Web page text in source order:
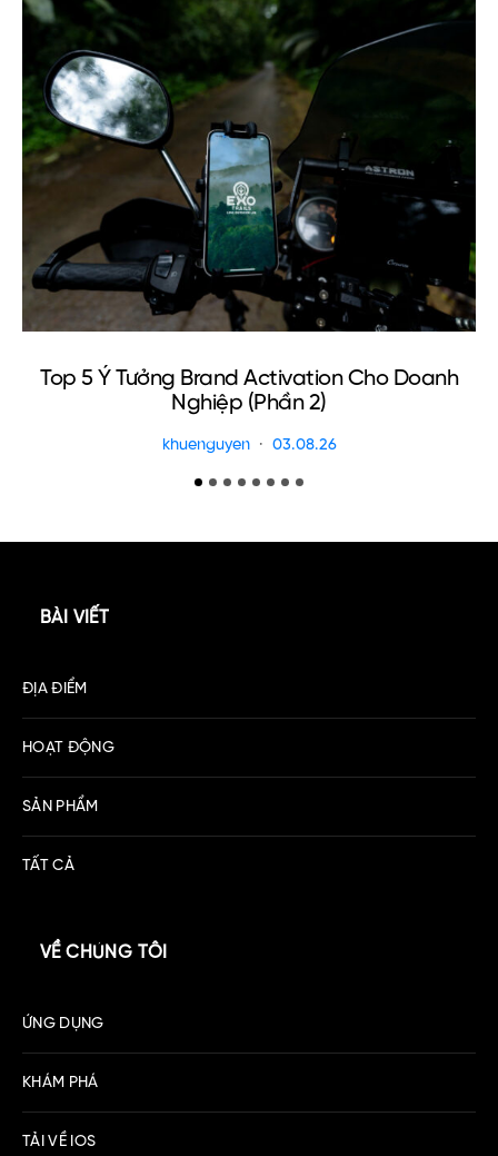
Top 5 Ý Tưởng Brand Activation Cho Doanh
Nghiệp (Phần 2)
khuenguyen 03.08.26
BÀI VIẾT
ĐỊA ĐIỂM
HOẠT ĐỘNG
SẢN PHẨM
TẤT CẢ
VỀ CHÚNG TÔI
ỨNG DỤNG
KHÁM PHÁ
TẢI VỀ IOS